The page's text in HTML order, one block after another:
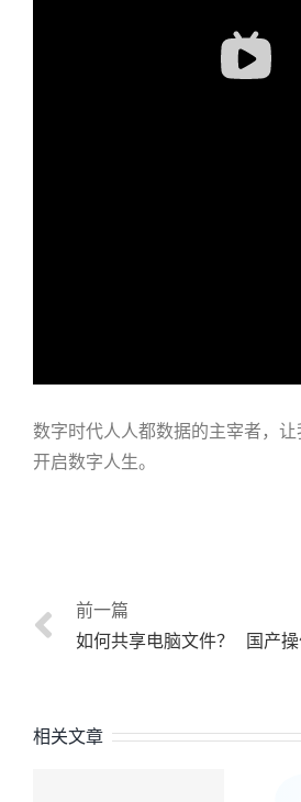
数字时代人人都数据的主宰者，让
开启数字人生。
前一篇
如何共享电脑文件？
相关文章